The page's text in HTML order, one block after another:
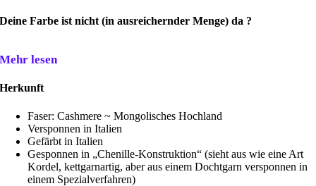
Deine Farbe ist nicht (in ausreichernder Menge) da ?
Mehr lesen
Herkunft
Faser: Cashmere ~ Mongolisches Hochland
Versponnen in Italien
Gefärbt in Italien
Gesponnen in „Chenille-Konstruktion“ (sieht aus wie eine Art
Kordel, kettgarnartig, aber aus einem Dochtgarn versponnen in
einem Spezialverfahren)